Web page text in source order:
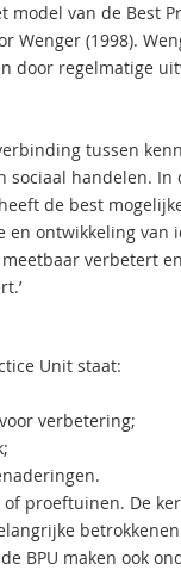
van de Best
Wenger (1998).
door regelmatige
tussen
handelen.
de best
en ontwikkeling
verbetert
Unit staat:
verbetering;
proeftuinen. De
BPU maken ook